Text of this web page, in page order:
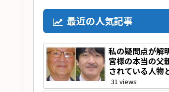
最近の人気記事
私の疑問点が解
宮様の本当の父
されている人物
31 views